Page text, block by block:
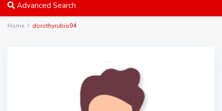
Advanced Search
Home dorothyrubio94